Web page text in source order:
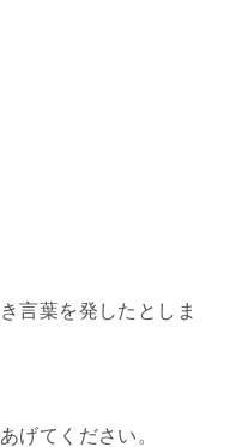
言葉を発したとしま
げてください。